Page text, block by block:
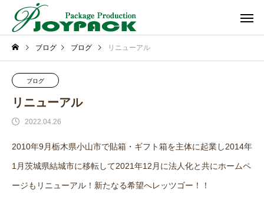
ブログ ブログ リニューアル
ブログ
リニューアル
2022.04.26
2010年9月栃木県小山市で貼箱・ギフト箱を主体に起業し2014年
1月茨城県結城市に移転して2021年12月に法人化と共にホームペ
ージもリニューアル！新たなる希望へレッツゴー！！